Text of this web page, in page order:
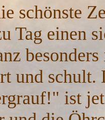
schönste
Tag einen
und
ist